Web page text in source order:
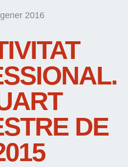
2016
DE